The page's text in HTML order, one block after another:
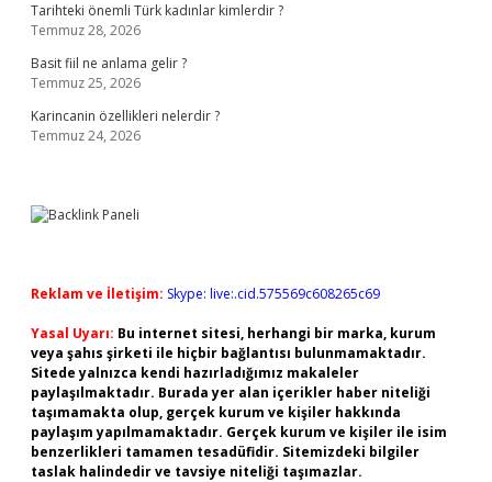
Tarihteki önemli Türk kadınlar kimlerdir ?
Temmuz 28, 2026
Basit fiil ne anlama gelir ?
Temmuz 25, 2026
Karincanin özellikleri nelerdir ?
Temmuz 24, 2026
Reklam ve İletişim: Skype: live:.cid.575569c608265c69
Yasal Uyarı: Bu internet sitesi, herhangi bir marka, kurum
veya şahıs şirketi ile hiçbir bağlantısı bulunmamaktadır.
Sitede yalnızca kendi hazırladığımız makaleler
paylaşılmaktadır. Burada yer alan içerikler haber niteliği
taşımamakta olup, gerçek kurum ve kişiler hakkında
paylaşım yapılmamaktadır. Gerçek kurum ve kişiler ile isim
benzerlikleri tamamen tesadüfidir. Sitemizdeki bilgiler
taslak halindedir ve tavsiye niteliği taşımazlar.